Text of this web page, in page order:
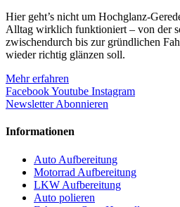
Hier geht’s nicht um Hochglanz-
Alltag wirklich funktioniert – von der
zwischendurch bis zur gründlichen
wieder richtig glänzen soll.
Mehr erfahren
FacebookYoutube Instagram
Newsletter Abonnieren
Informationen
Auto Aufbereitung
Motorrad Aufbereitung
LKW Aufbereitung
Auto polieren